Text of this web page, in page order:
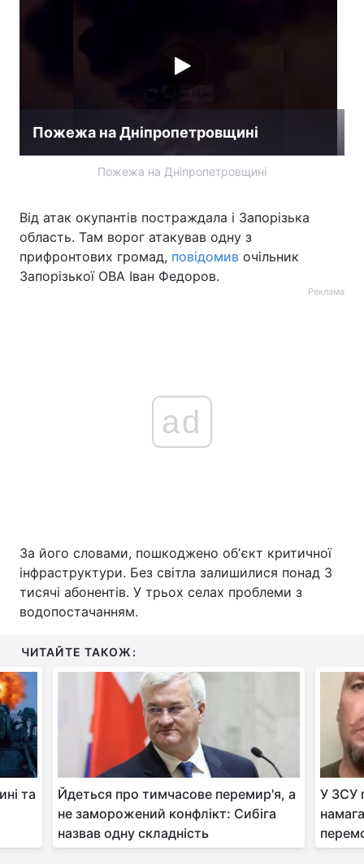
Послуги
Пожежа на Дніпропетровщині
Пожежа на Дніпропетровщині
Від атак окупантів постраждала і Запорізька
область. Там ворог атакував одну з
прифронтових громад, повідомив очільник
Запорізької ОВА Іван Федоров.
Реклама
ad
За його словами, пошкоджено обʼєкт критичної
інфраструктури. Без світла залишилися понад 3
тисячі абонентів. У трьох селах проблеми з
водопостачанням.
ЧИТАЙТЕ ТАКОЖ:
та
Йдеться про тимчасове перемир'я, а
не заморожений конфлікт: Сибіга
назвав одну складність
У ЗСУ